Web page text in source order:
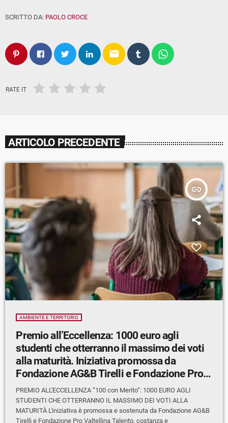
SCRITTO DA: PAOLO CROCE
email
RATE IT
ARTICOLO PRECEDENTE
insert_link
AMBIENTE E TERRITORIO
Premio all’Eccellenza: 1000 euro agli
studenti che otterranno il massimo dei voti
alla maturità. Iniziativa promossa da
Fondazione AG&B Tirelli e Fondazione Pro
Valtellina
PREMIO ALL'ECCELLENZA ”100 con Merito”: 1000 EURO AGLI
STUDENTI CHE OTTERRANNO IL MASSIMO DEI VOTI ALLA
MATURITÀ L'iniziativa è promossa e sostenuta da Fondazione AG&B
Tirelli e Fondazione Pro Valtellina Talento, costanza e